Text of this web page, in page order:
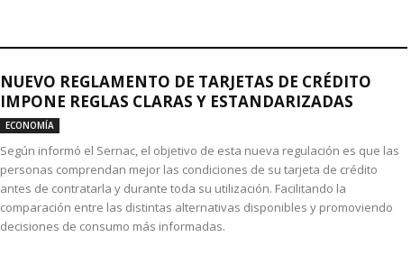
NUEVO REGLAMENTO DE TARJETAS DE CRÉDITO
IMPONE REGLAS CLARAS Y ESTANDARIZADAS
ECONOMÍA
Según informó el Sernac, el objetivo de esta nueva regulación es que las
personas comprendan mejor las condiciones de su tarjeta de crédito
antes de contratarla y durante toda su utilización. Facilitando la
comparación entre las distintas alternativas disponibles y promoviendo
decisiones de consumo más informadas.